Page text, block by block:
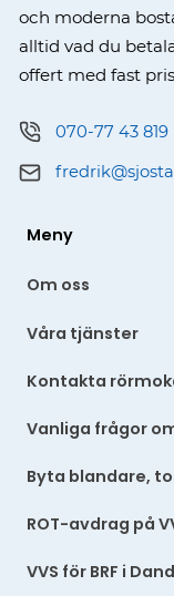
och moderna
alltid vad du
offert med fast
070-77 43 819
Meny
Om oss
Våra tjänster
Kontakta
Vanliga frågor